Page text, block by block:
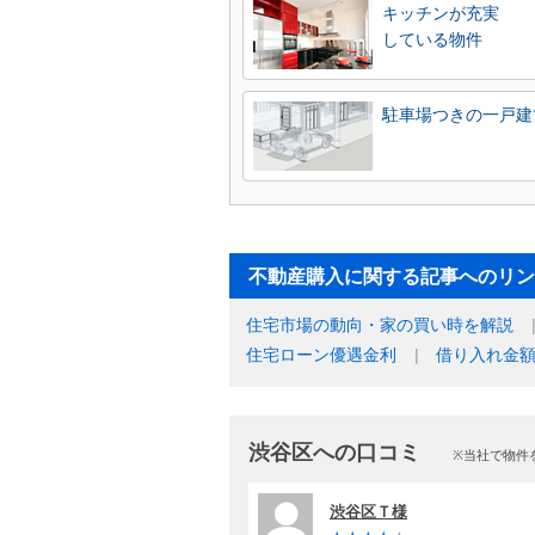
キッチンが充実
している物件
駐車場つきの一戸
不動産購入に関する記事へのリ
住宅市場の動向・家の買い時を解説
住宅ローン優遇金利
借り入れ金
渋谷区への口コミ ※当社で物件
渋谷区Ｔ様